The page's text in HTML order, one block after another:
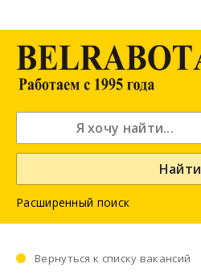
Найти
Расширенный поиск
Вернуться к списку вакансий